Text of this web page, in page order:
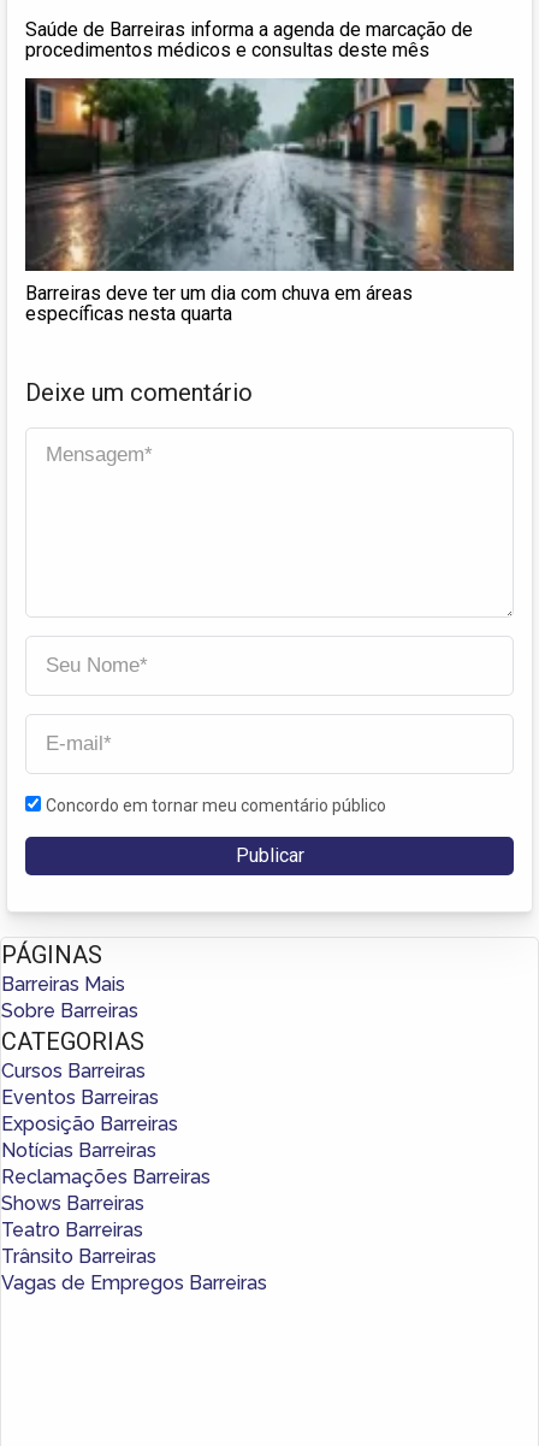
Saúde de Barreiras informa a agenda de marcação de
procedimentos médicos e consultas deste mês
Barreiras deve ter um dia com chuva em áreas
específicas nesta quarta
Deixe um comentário
Concordo em tornar meu comentário público
PÁGINAS
Barreiras Mais
Sobre Barreiras
CATEGORIAS
Cursos Barreiras
Eventos Barreiras
Exposição Barreiras
Notícias Barreiras
Reclamações Barreiras
Shows Barreiras
Teatro Barreiras
Trânsito Barreiras
Vagas de Empregos Barreiras